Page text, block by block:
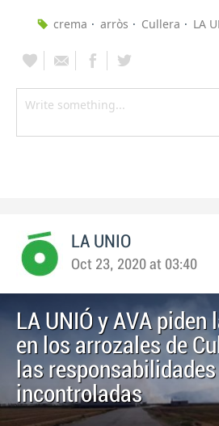
crema arròs Cullera LA
LA UNIO
Oct 23, 2020 at 03:40
LA UNIÓ y AVA
en los arrozales de
las
incontroladas